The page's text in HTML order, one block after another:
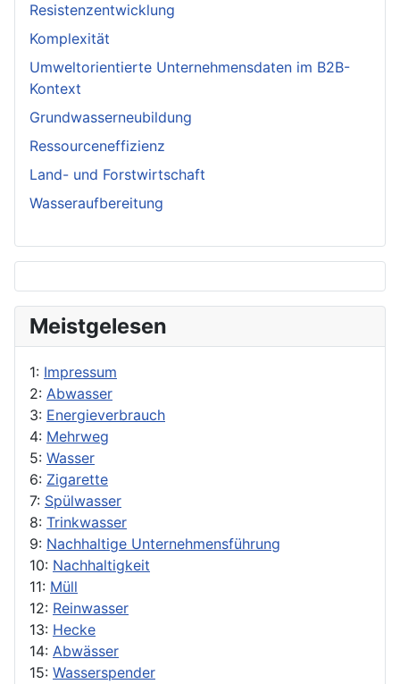
Resistenzentwicklung
Komplexität
Umweltorientierte Unternehmensdaten im B2B-
Kontext
Grundwasserneubildung
Ressourceneffizienz
Land- und Forstwirtschaft
Wasseraufbereitung
Meistgelesen
1: Impressum
2: Abwasser
3: Energieverbrauch
4: Mehrweg
5: Wasser
6: Zigarette
7: Spülwasser
8: Trinkwasser
9: Nachhaltige Unternehmensführung
10: Nachhaltigkeit
11: Müll
12: Reinwasser
13: Hecke
14: Abwässer
15: Wasserspender